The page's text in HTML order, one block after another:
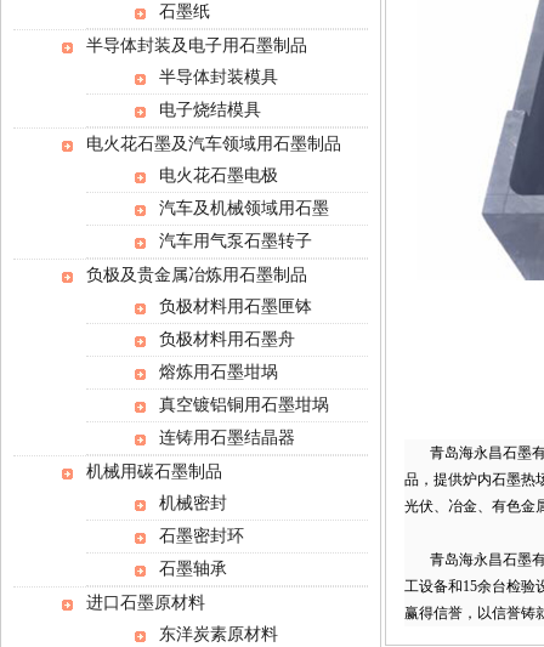
石墨纸
半导体封装及电子用石墨制品
半导体封装模具
电子烧结模具
电火花石墨及汽车领域用石墨制品
电火花石墨电极
汽车及机械领域用石墨
汽车用气泵石墨转子
负极及贵金属冶炼用石墨制品
负极材料用石墨匣钵
负极材料用石墨舟
熔炼用石墨坩埚
真空镀铝铜用石墨坩埚
连铸用石墨结晶器
机械用碳石墨制品
机械密封
石墨密封环
石墨轴承
进口石墨原材料
东洋炭素原材料
青岛海永昌石墨有
品，提供炉内石墨热
光伏、冶金、有色金
青岛海永昌石墨有
工设备和15余台检验
赢得信誉，以信誉铸